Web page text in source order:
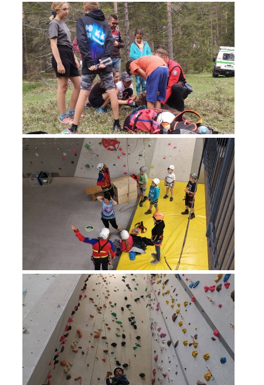
Direction
Procédure d'alarme